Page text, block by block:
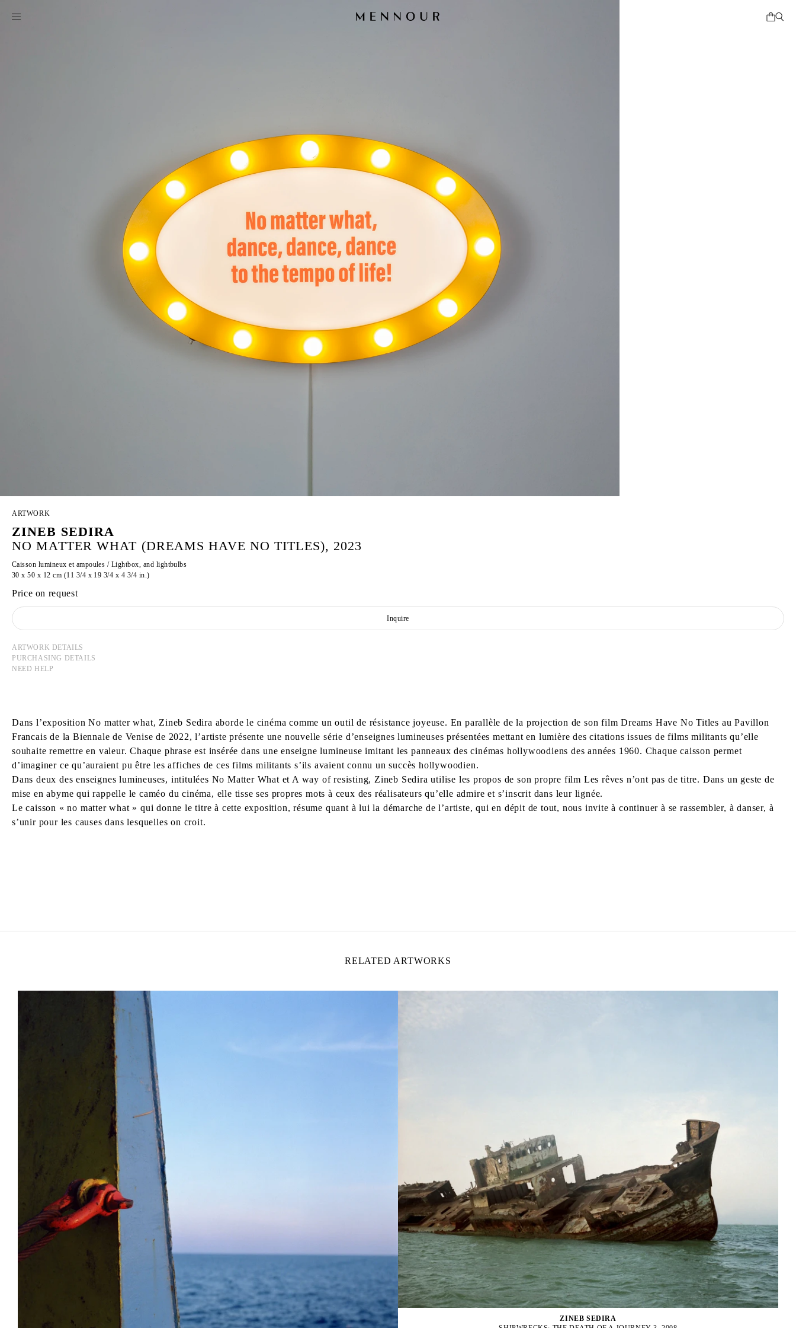
ARTWORK
ZINEB SEDIRA
NO MATTER WHAT (DREAMS HAVE NO TITLES), 2023
Caisson lumineux et ampoules / Lightbox, and lightbulbs
30 x 50 x 12 cm (11 3/4 x 19 3/4 x 4 3/4 in.)
Price on request
Inquire
ARTWORK DETAILS
PURCHASING DETAILS
NEED HELP
Dans l’exposition No matter what, Zineb Sedira aborde le cinéma comme un outil de résistance joyeuse. En parallèle de la projection de son film Dreams Have No Titles au Pavillon
Francais de la Biennale de Venise de 2022, l’artiste présente une nouvelle série d’enseignes lumineuses présentées mettant en lumière des citations issues de films militants qu’elle
souhaite remettre en valeur. Chaque phrase est insérée dans une enseigne lumineuse imitant les panneaux des cinémas hollywoodiens des années 1960. Chaque caisson permet
d’imaginer ce qu’auraient pu être les affiches de ces films militants s’ils avaient connu un succès hollywoodien.
Dans deux des enseignes lumineuses, intitulées No Matter What et A way of resisting, Zineb Sedira utilise les propos de son propre film Les rêves n’ont pas de titre. Dans un geste de
mise en abyme qui rappelle le caméo du cinéma, elle tisse ses propres mots à ceux des réalisateurs qu’elle admire et s’inscrit dans leur lignée.
Le caisson « no matter what » qui donne le titre à cette exposition, résume quant à lui la démarche de l’artiste, qui en dépit de tout, nous invite à continuer à se rassembler, à danser, à
s’unir pour les causes dans lesquelles on croit.
RELATED ARTWORKS
ZINEB SEDIRA